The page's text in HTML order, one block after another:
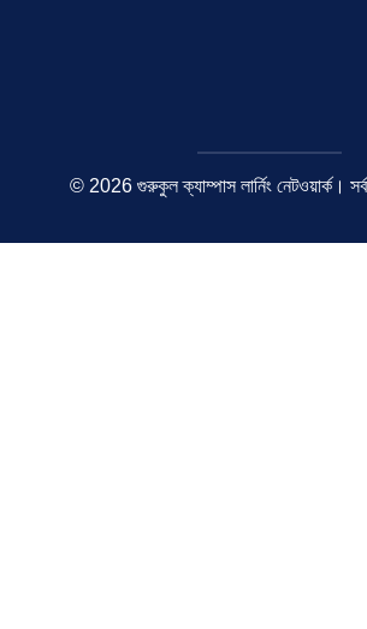
© 2026 গুরুকুল ক্যাম্পাস লার্নিং নেটওয়ার্ক।